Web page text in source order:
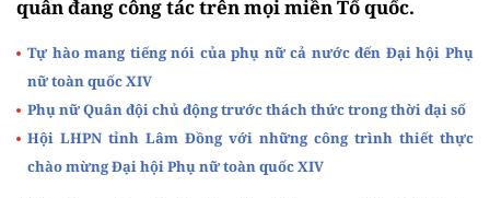
quân đang công tác trên mọi miền Tổ quốc.
Tự hào mang tiếng nói của phụ nữ cả nước đến Đại hội Phụ
nữ toàn quốc XIV
Phụ nữ Quân đội chủ động trước thách thức trong thời đại số
Hội LHPN tỉnh Lâm Đồng với những công trình thiết thực
chào mừng Đại hội Phụ nữ toàn quốc XIV